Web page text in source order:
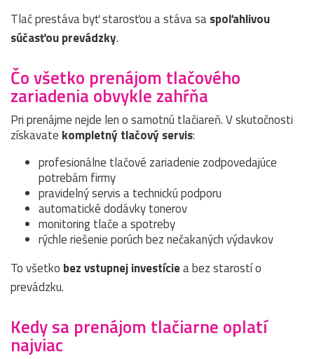
Tlač prestáva byť starosťou a stáva saspoľahlivou
súčasťou prevádzky.
Čo všetko prenájom tlačového
zariadenia obvykle zahŕňa
Pri prenájme nejde len o samotnú tlačiareň. V skutočnosti
získavate kompletný tlačový servis:
profesionálne tlačové zariadenie zodpovedajúce
potrebám firmy
pravidelný servis a technickú podporu
automatické dodávky tonerov
monitoring tlače a spotreby
rýchle riešenie porúch bez nečakaných výdavkov
To všetko bez vstupnej investíciea bez starostí o
prevádzku.
Kedy sa prenájom tlačiarne oplatí
najviac